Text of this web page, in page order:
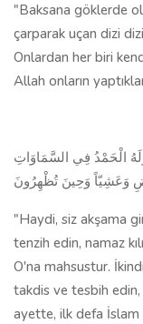
"Baksana göklerde
çarparak uçan dizi
Onlardan her biri
Allah onların
الْحَمْدُ فِي السَّمَاوَاتِ
وَعَشِيّاً وَحِينَ تُظْهِرُونَ
"Haydi, siz akşama
tenzih edin, namaz
O'na mahsustur.
takdis ve tesbih edin,
ayette, ilk defa İslam